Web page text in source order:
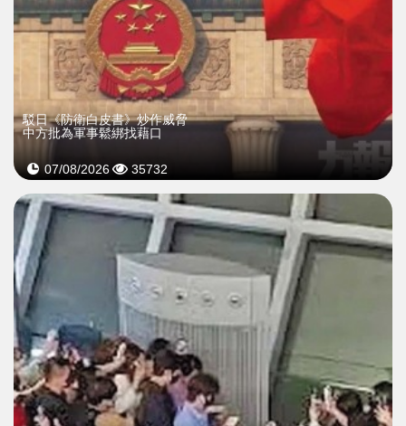
駁日《防衛白皮書》炒作威脅
中方批為軍事鬆綁找藉口
07/08/2026 35732